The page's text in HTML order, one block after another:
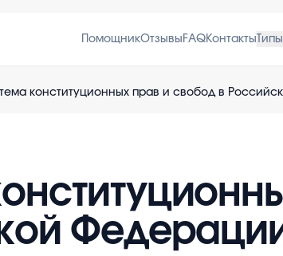
ПомощникОтзывы FAQКонтакты
конституционных прав и свобод в